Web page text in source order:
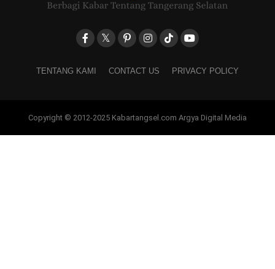
TENTANG KAMI CONTACT US PRIVACY POLICY
Copyright © 2012-2025 Kabartangsel.com Argya Digital Media